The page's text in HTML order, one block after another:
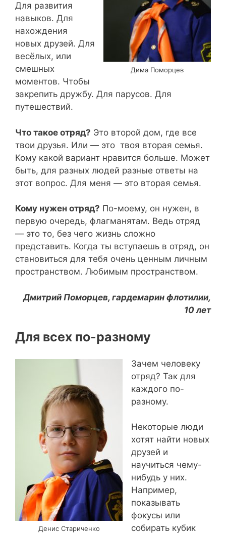
Дима Поморцев
Для развития
навыков. Для
нахождения
новых друзей. Для
весёлых, или
смешных
моментов. Чтобы
закрепить дружбу. Для парусов. Для
путешествий.
Что такое отряд? Это второй дом, где все
твои друзья. Или — это твоя вторая семья.
Кому какой вариант нравится больше. Может
быть, для разных людей разные ответы на
этот вопрос. Для меня — это вторая семья.
Кому нужен отряд? По-моему, он нужен, в
первую очередь, флагманятам. Ведь отряд
— это то, без чего жизнь сложно
представить. Когда ты вступаешь в отряд, он
становиться для тебя очень ценным личным
пространством. Любимым пространством.
Дмитрий Поморцев, гардемарин флотилии,
10 лет
Для всех по-разному
Денис Стариченко
Зачем человеку
отряд? Так для
каждого по-
разному.
Некоторые люди
хотят найти новых
друзей и
научиться чему-
нибудь у них.
Например,
показывать
фокусы или
собирать кубик